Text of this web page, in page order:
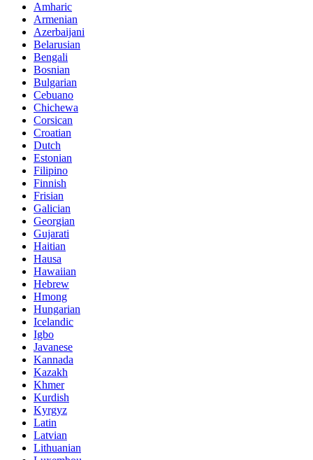
Amharic
Armenian
Azerbaijani
Belarusian
Bengali
Bosnian
Bulgarian
Cebuano
Chichewa
Corsican
Croatian
Dutch
Estonian
Filipino
Finnish
Frisian
Galician
Georgian
Gujarati
Haitian
Hausa
Hawaiian
Hebrew
Hmong
Hungarian
Icelandic
Igbo
Javanese
Kannada
Kazakh
Khmer
Kurdish
Kyrgyz
Latin
Latvian
Lithuanian